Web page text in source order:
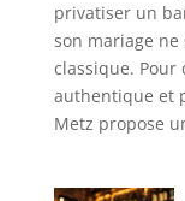
privatiser un
son mariage ne
classique. Pour
authentique et
Metz propose